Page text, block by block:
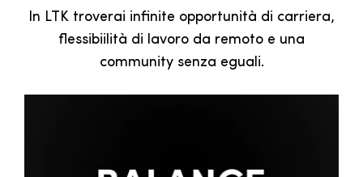
In LTK troverai infinite opportunità di carriera,
flessibiilità di lavoro da remoto e una
community senza eguali.